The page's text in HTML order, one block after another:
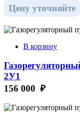
Цену уточняйте
В корзину
2У1
156 000 ₽